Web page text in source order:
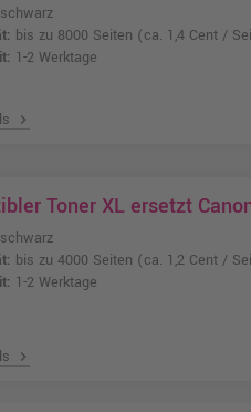
schwarz
bis zu 8000 Seiten (ca. 1,4 Cent /
1-2 Werktage
chevron_right
Toner XL ersetzt
schwarz
bis zu 4000 Seiten (ca. 1,2 Cent /
1-2 Werktage
chevron_right